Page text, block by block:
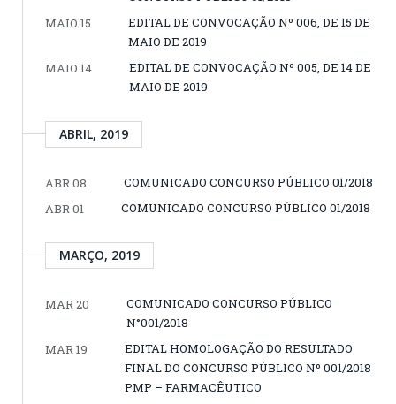
MAIO 15
EDITAL DE CONVOCAÇÃO Nº 006, DE 15 DE
MAIO DE 2019
MAIO 14
EDITAL DE CONVOCAÇÃO Nº 005, DE 14 DE
MAIO DE 2019
ABRIL, 2019
ABR 08
COMUNICADO CONCURSO PÚBLICO 01/2018
ABR 01
COMUNICADO CONCURSO PÚBLICO 01/2018
MARÇO, 2019
MAR 20
COMUNICADO CONCURSO PÚBLICO
N°001/2018
MAR 19
EDITAL HOMOLOGAÇÃO DO RESULTADO
FINAL DO CONCURSO PÚBLICO Nº 001/2018
PMP – FARMACÊUTICO